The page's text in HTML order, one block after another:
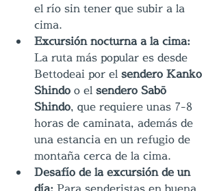
el río sin tener que subir a la
cima.
Excursión nocturna a la cima:
La ruta más popular es desde
Bettodeai por el sendero Kanko
Shindo o el sendero Sabō
Shindo, que requiere unas 7-8
horas de caminata, además de
una estancia en un refugio de
montaña cerca de la cima.
Desafío de la excursión de un